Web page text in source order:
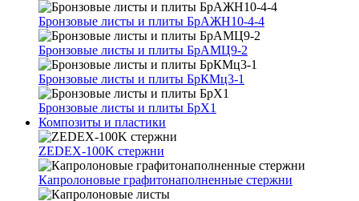
Бронзовые листы и плиты БрАЖН10-4-4
Бронзовые листы и плиты БрАМЦ9-2
Бронзовые листы и плиты БрКМц3-1
Бронзовые листы и плиты БрХ1
Композиты и пластики
ZEDEX-100K стержни
Капролоновые графитонаполненные стержни